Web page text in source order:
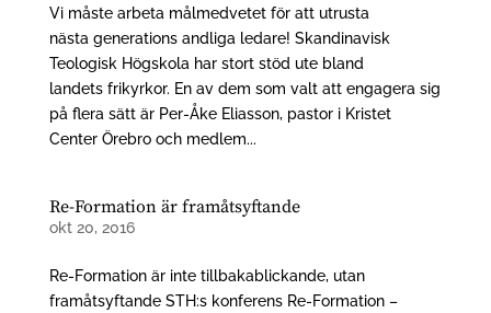
Vi måste arbeta målmedvetet för att utrusta
nästa generations andliga ledare! Skandinavisk
Teologisk Högskola har stort stöd ute bland
landets frikyrkor. En av dem som valt att engagera sig
på flera sätt är Per-Åke Eliasson, pastor i Kristet
Center Örebro och medlem...
Re-Formation är framåtsyftande
okt 20, 2016
Re-Formation är inte tillbakablickande, utan
framåtsyftande STH:s konferens Re-Formation –